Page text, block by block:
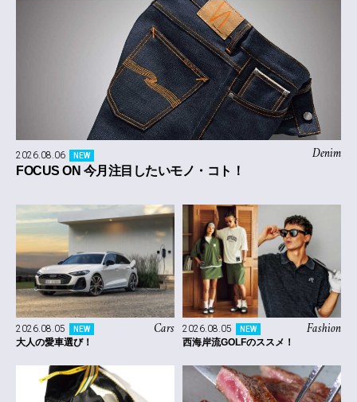
Denim
2026.08.06 NEW
FOCUS ON 今月注目したいモノ・コト！
Cars
2026.08.05 NEW
大人の愛車選び！
Fashion
2026.08.05 NEW
西海岸流GOLFのススメ！